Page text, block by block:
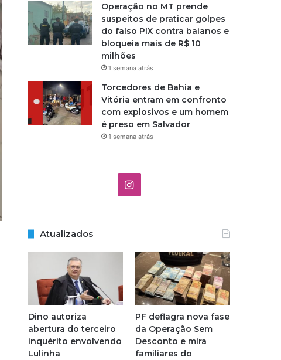
Operação no MT prende
suspeitos de praticar golpes
do falso PIX contra baianos e
bloqueia mais de R$ 10
milhões
1 semana atrás
Torcedores de Bahia e
Vitória entram em confronto
com explosivos e um homem
é preso em Salvador
1 semana atrás
I
t
a
g
r
a
Atualizados
Dino autoriza
abertura do terceiro
inquérito envolvendo
Lulinha
PF deflagra nova fase
da Operação Sem
Desconto e mira
familiares do